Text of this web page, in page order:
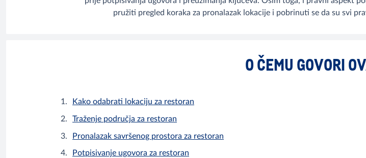
pružiti pregled koraka za pronalazak lokacije i pobrinuti se da su svi
O ČEMU GOVORI
Kako odabrati lokaciju za restoran
Traženje područja za restoran
Pronalazak savršenog prostora za restoran
Potpisivanje ugovora za restoran